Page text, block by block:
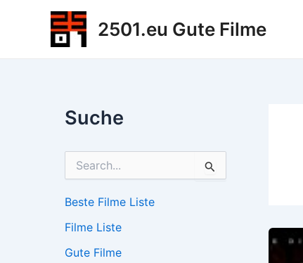
2501.eu Gute Filme
Suche
h
n
a
Beste Filme Liste
Filme Liste
Gute Filme